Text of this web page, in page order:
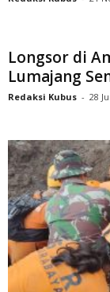
Longsor di
Lumajang
Redaksi Kubus - 28